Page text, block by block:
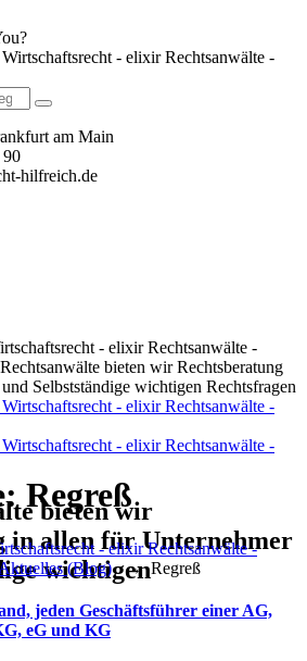
am Main
90
hilfreich.de
- elixir Rechtsanwälte -
bieten wir Rechtsberatung
Selbstständige wichtigen Rechtsfragen
bieten wir
in allen für Unternehmer
wichtigen
Regreß
- elixir Rechtsanwälte -
(Blog)→Regreß
jeden Geschäftsführer einer AG,
eG und KG